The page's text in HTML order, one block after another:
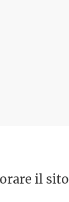
il sito